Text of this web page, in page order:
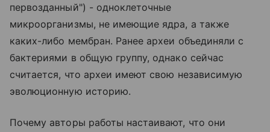
первозданный") - одноклеточные
микроорганизмы, не имеющие ядра, а также
каких-либо мембран. Ранее археи объединяли с
бактериями в общую группу, однако сейчас
считается, что археи имеют свою независимую
эволюционную историю.
Почему авторы работы настаивают, что они